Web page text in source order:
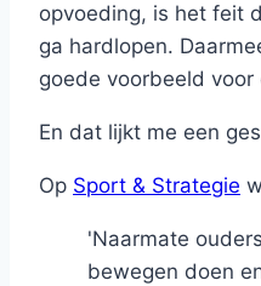
opvoeding, is het feit
ga hardlopen.
goede voorbeeld
En dat lijkt me een
Op Sport & Strategie
'Naarmate
bewegen doen